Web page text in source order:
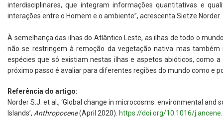
interdisciplinares, que integram informações quantitativas e
interações entre o Homem e o ambiente”, acrescenta Sietze Norder.
À semelhança das ilhas do Atlântico Leste, as ilhas de todo o
não se restringem à remoção da vegetação nativa mas
espécies que só existiam nestas ilhas e aspetos abióticos, como
próximo passo é avaliar para diferentes regiões do mundo como e
Referência do artigo:
Norder S.J. et al., ‘Global change in microcosms: environmental
Islands’, Anthropocene(April 2020). https://doi.org/10.1016/